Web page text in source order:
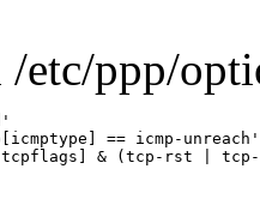
etc/ppp/
== icmp-unreach'
& (tcp-rst |